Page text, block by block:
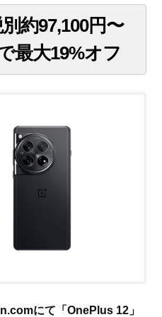
約97,100円〜
最大19%オフ
にて「OnePlus 12」